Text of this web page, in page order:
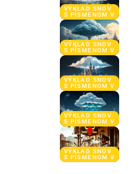
VÝKLAD SNOV
S PÍSMENOM V
VÝKLAD SNOV
S PÍSMENOM V
VÝKLAD SNOV
S PÍSMENOM V
VÝKLAD SNOV
S PÍSMENOM V
VÝKLAD SNOV
S PÍSMENOM V